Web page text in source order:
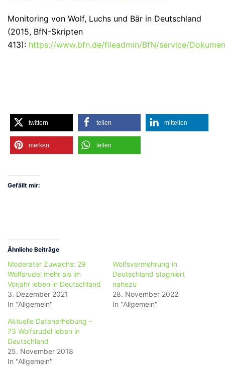
Monitoring von Wolf, Luchs und Bär in Deutschland
(2015, BfN-Skripten
413): https://www.bfn.de/fileadmin/BfN/service/
twittern teilen mitteilen
merken teilen
Gefällt mir:
Ähnliche Beiträge
Moderater Zuwachs: 29
Wolfsrudel mehr als im
Vorjahr leben in Deutschland
3. Dezember 2021
In "Allgemein"
Wolfsvermehrung in
Deutschland stagniert
nahezu
28. November 2022
In "Allgemein"
Aktuelle Datenerhebung –
73 Wolfsrudel leben in
Deutschland
25. November 2018
In "Allgemein"